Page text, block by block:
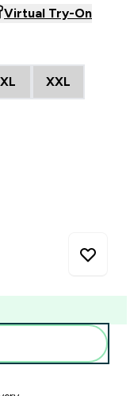
Virtual Try-On
XL XXL